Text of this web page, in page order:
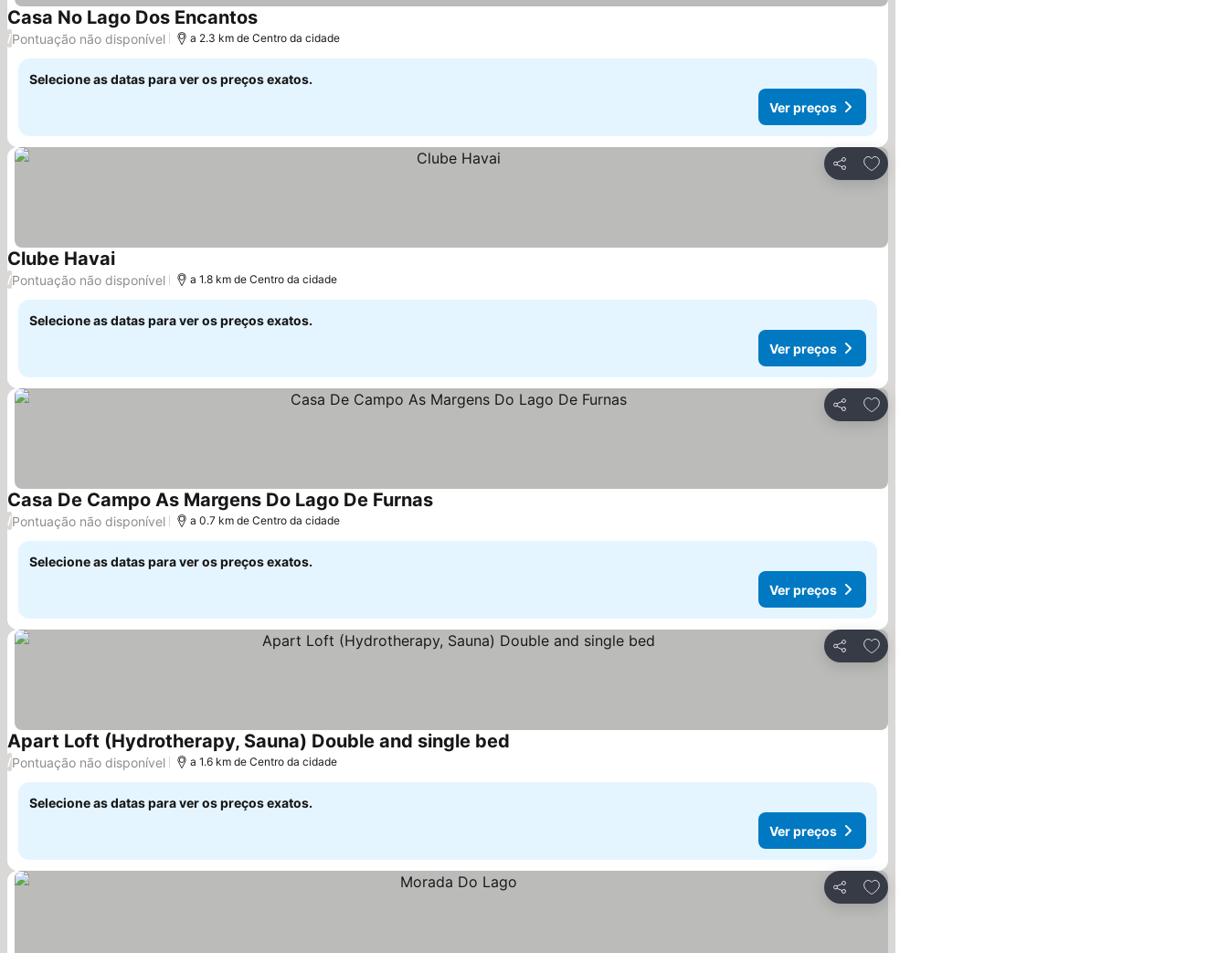
Casa No Lago Dos EncantosVer preços
/Pontuação não disponível a 2.3 km de Centro da cidade
Selecione as datas para ver os preços exatos.
Ver preços
Partilhar
Adicionar aos favoritos
Clube HavaiVer preços
/Pontuação não disponível a 1.8 km de Centro da cidade
Selecione as datas para ver os preços exatos.
Ver preços
Partilhar
Adicionar aos favoritos
Casa De Campo As Margens Do Lago De FurnasVer preços
/Pontuação não disponível a 0.7 km de Centro da cidade
Selecione as datas para ver os preços exatos.
Ver preços
Partilhar
Adicionar aos favoritos
Apart Loft (Hydrotherapy, Sauna) Double and single bed
/Pontuação não disponível a 1.6 km de Centro da cidade
Selecione as datas para ver os preços exatos.
Ver preços
Partilhar
Adicionar aos favoritos